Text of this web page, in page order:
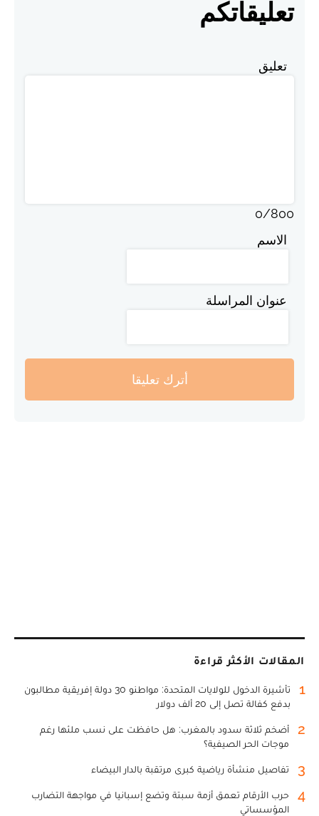
تعليقاتكم
تعليق
0/800
الاسم
عنوان المراسلة
أترك تعليقا
المقالات الأكثر قراءة
1
تأشيرة الدخول للولايات المتحدة: مواطنو 30 دولة إفريقية مطالبون
بدفع كفالة تصل إلى 20 ألف دولار
2
أضخم ثلاثة سدود بالمغرب: هل حافظت على نسب ملئها رغم
موجات الحر الصيفية؟
3 تفاصيل منشأة رياضية كبرى مرتقبة بالدار البيضاء
4
حرب الأرقام تعمق أزمة سبتة وتضع إسبانيا في مواجهة التضارب
المؤسساتي